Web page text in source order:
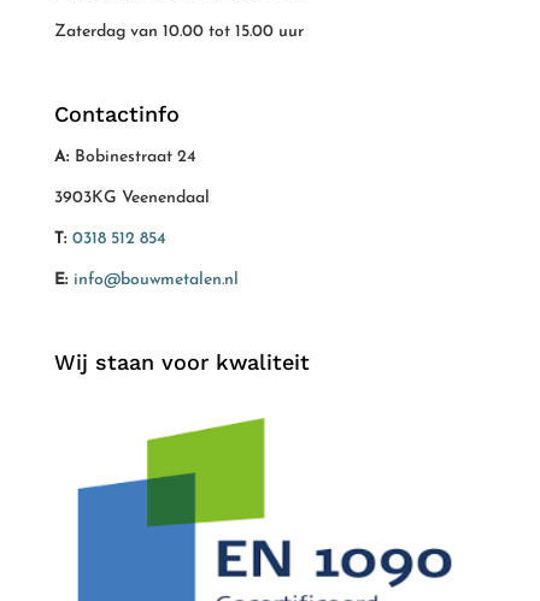
Zaterdag van 10.00 tot 15.00 uur
Contactinfo
A: Bobinestraat 24
3903KG Veenendaal
T: 0318 512 854
E: info@bouwmetalen.nl
Wij staan voor kwaliteit